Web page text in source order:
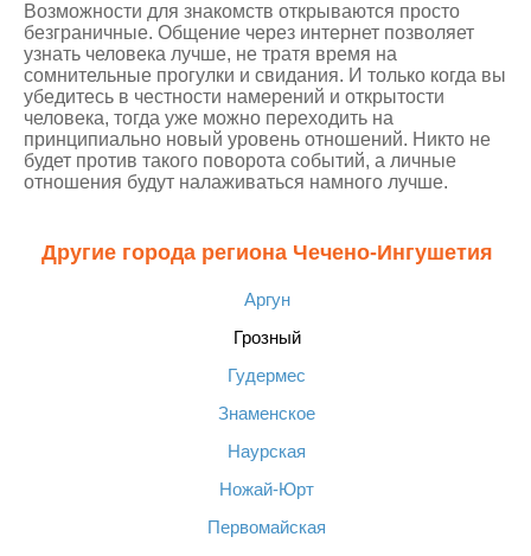
Возможности для знакомств открываются просто
безграничные. Общение через интернет позволяет
узнать человека лучше, не тратя время на
сомнительные прогулки и свидания. И только когда вы
убедитесь в честности намерений и открытости
человека, тогда уже можно переходить на
принципиально новый уровень отношений. Никто не
будет против такого поворота событий, а личные
отношения будут налаживаться намного лучше.
Другие города региона Чечено-Ингушетия
Аргун
Грозный
Гудермес
Знаменское
Наурская
Ножай-Юрт
Первомайская